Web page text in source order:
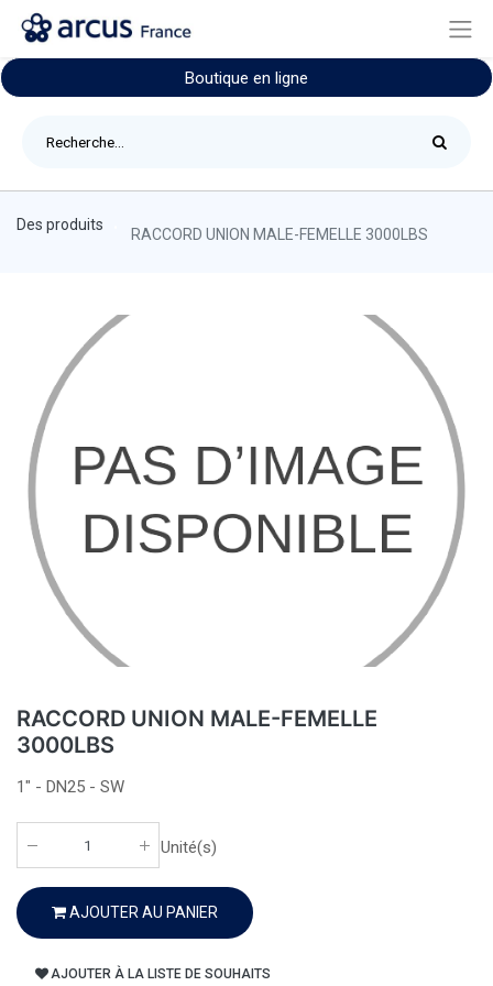
Boutique en ligne
Des produits
RACCORD UNION MALE-FEMELLE 3000LBS
RACCORD UNION MALE-FEMELLE
3000LBS
1" - DN25 - SW
Unité(s)
AJOUTER AU PANIER
AJOUTER À LA LISTE DE SOUHAITS